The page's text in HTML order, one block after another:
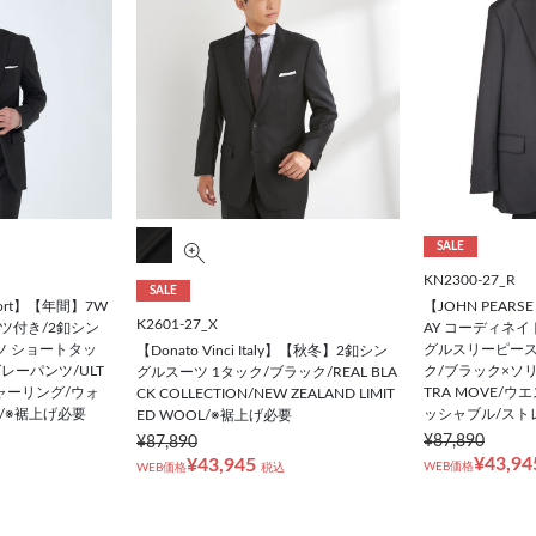
】【年間】7W
付き/2釦シン
ショートタッ
ーパンツ/ULT
ーリング/ウォ
※裾上げ必要
SALE
K2601-27_X
【Donato Vinci Italy】【秋冬】2釦シン
グルスーツ 1タック/ブラック/REAL BLA
CK COLLECTION/NEW ZEALAND LIMIT
ED WOOL/※裾上げ必要
¥87,890
WEB価格¥43,945 税込
SALE
KN2300-27_R
【JOHN
AY コーディネ
グルスリーピー
ク/ブラック×ソ
TRA MOVE/ウ
ッシャブル/スト
¥87,890
WEB価格